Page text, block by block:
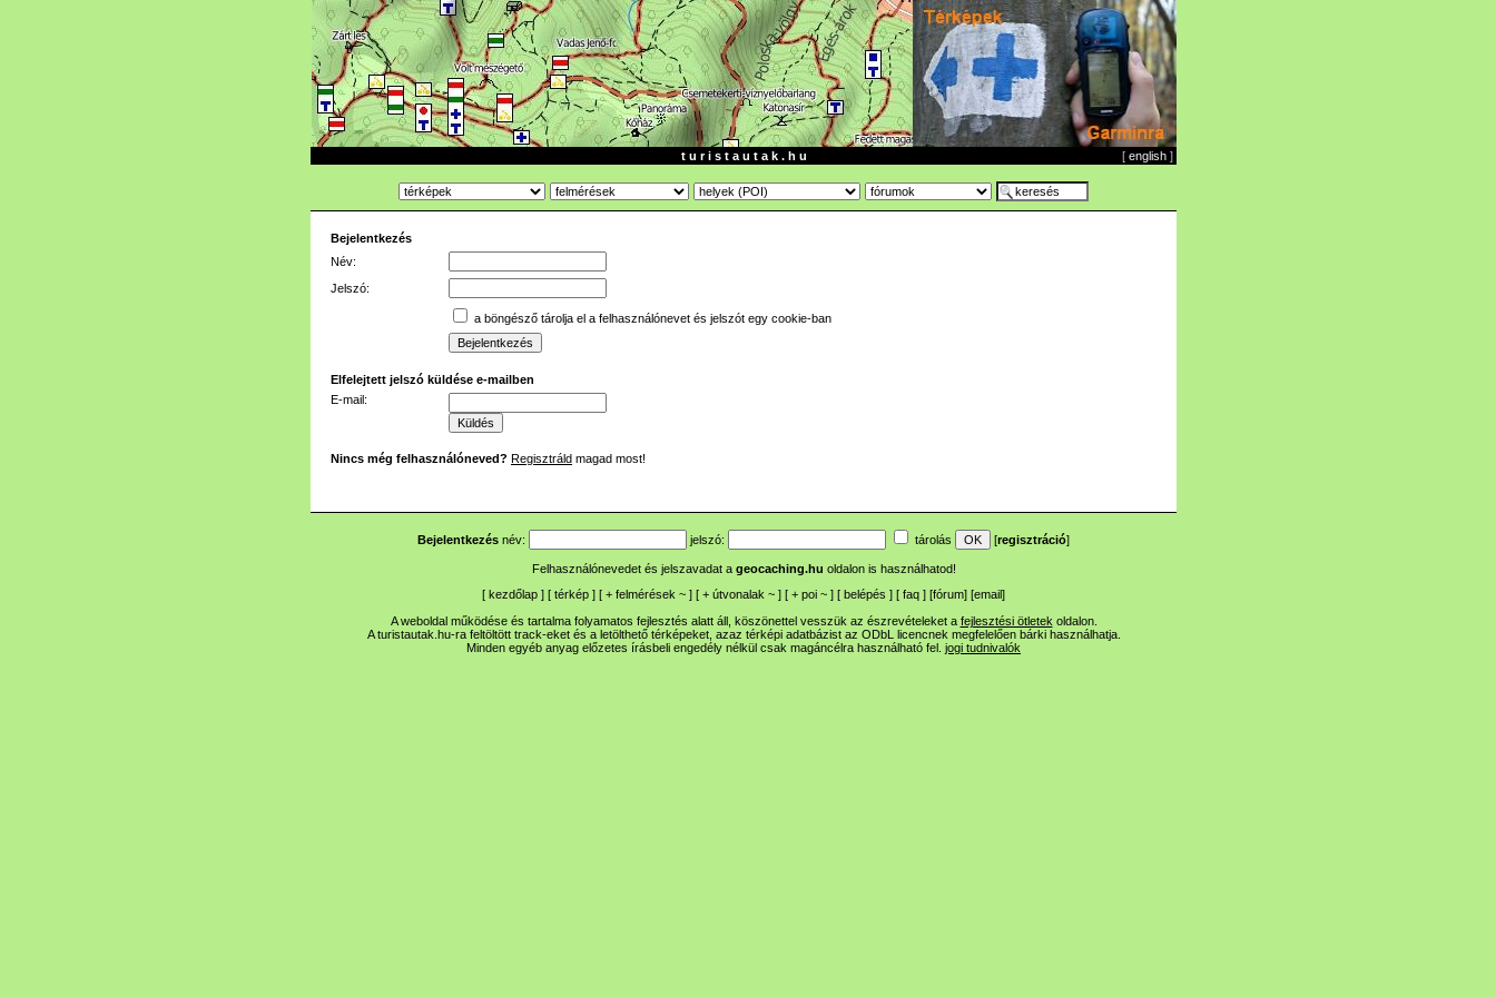
t u r i s t a u t a k . h u [ english ]
Bejelentkezés
Név:
Jelszó:
a böngésző tárolja el a felhasználónevet és jelszót egy cookie-ban
Elfelejtett jelszó küldése e-mailben
E-mail:
Nincs még felhasználóneved? Regisztráld magad most!
Bejelentkezés név: jelszó: tárolás [regisztráció]
Felhasználónevedet és jelszavadat a geocaching.hu oldalon is használhatod!
[ kezdőlap ] [ térkép ] [ + felmérések ~ ] [ + útvonalak ~ ] [ + poi ~ ] [ belépés ] [ faq ] [fórum] [email]
A weboldal működése és tartalma folyamatos fejlesztés alatt áll, köszönettel vesszük az észrevételeket a fejlesztési ötletek oldalon.
A turistautak.hu-ra feltöltött track-eket és a letölthető térképeket, azaz térképi adatbázist az ODbL licencnek megfelelően bárki használhatja.
Minden egyéb anyag előzetes írásbeli engedély nélkül csak magáncélra használható fel. jogi tudnivalók